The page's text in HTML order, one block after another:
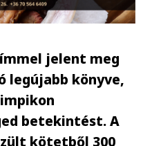
jelent meg
legújabb könyve,
betekintést. A
kötetből 300